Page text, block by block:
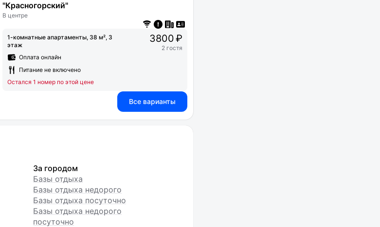
"Красногорский"
В центре
1-комнатные апартаменты, 38 м², 3
этаж
Оплата онлайн
Питание не включено
Остался 1 номер по этой цене
3800 ₽
2 гостя
Все варианты
За городом
Базы отдыха
Базы отдыха недорого
Базы отдыха посуточно
Базы отдыха недорого
посуточно